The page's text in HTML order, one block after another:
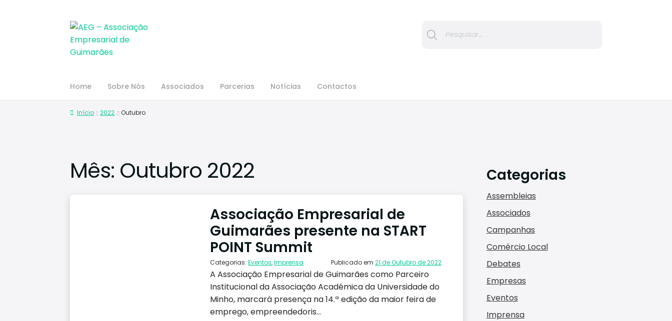
Home Sobre Nós Associados Parcerias Notícias Contactos
Início 2022 Outubro
Mês: Outubro 2022
Associação Empresarial de
Guimarães presente na START
POINT Summit
Categorias:Eventos,Imprensa Publicado em21 de Outubro de 2022
A Associação Empresarial de Guimarães como Parceiro
Institucional da Associação Académica da Universidade do
Minho, marcará presença na 14.ª edição da maior feira de
emprego, empreendedoris...
Categorias
Assembleias
Associados
Campanhas
Comércio Local
Debates
Empresas
Eventos
Imprensa